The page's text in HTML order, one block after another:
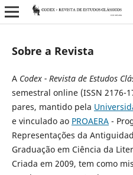
Sobre a Revista
A Codex - Revista de Estudos
semestral online (ISSN 2176-
pares, mantido pela
e vinculado ao PROAERA-
Representações da
Graduação em Ciência da
Criada em 2009, tem como